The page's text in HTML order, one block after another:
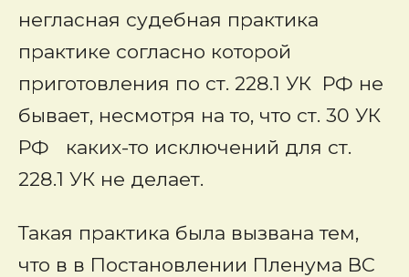
негласная судебная практика
практике согласно которой
приготовления по ст. 228.1 УК РФ не
бывает, несмотря на то, что ст. 30 УК
РФ каких-то исключений для ст.
228.1 УК не делает.
Такая практика была вызвана тем,
что в в Постановлении Пленума ВС